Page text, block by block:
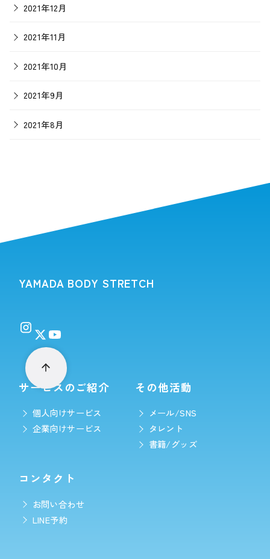
2021年12月
2021年11月
2021年10月
2021年9月
2021年8月
YAMADA BODY STRETCH
サービスのご紹介
個人向けサービス
企業向けサービス
その他活動
メール/SNS
タレント
書籍/グッズ
コンタクト
お問い合わせ
LINE予約